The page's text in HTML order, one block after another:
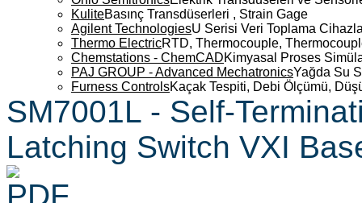
KuliteBasınç Transdüserleri , Strain Gage
Agilent TechnologiesU Serisi Veri Toplama
Thermo ElectricRTD, Thermocouple,
Chemstations - ChemCADKimyasal Proses
PAJ GROUP - Advanced MechatronicsYağda Su
Furness ControlsKaçak Tespiti, Debi Ölçümü,
SM7001L - Self-
Latching Switch VXI